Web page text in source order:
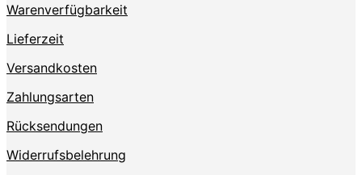
Warenverfügbarkeit
Lieferzeit
Versandkosten
Zahlungsarten
Rücksendungen
Widerrufsbelehrung